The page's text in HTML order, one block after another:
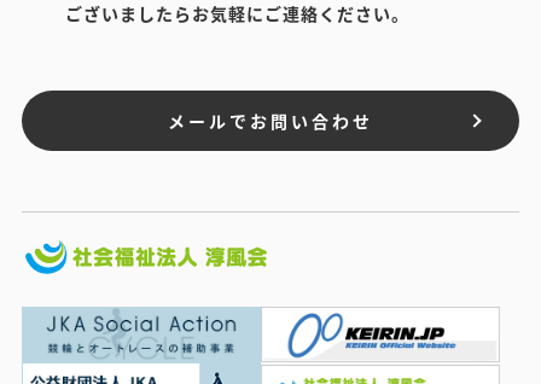
ございましたらお気軽にご連絡ください。
メールでお問い合わせ